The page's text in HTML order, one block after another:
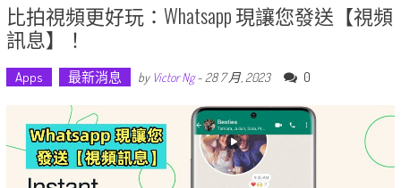
比拍視頻更好玩：Whatsapp 現讓您發送【視頻
訊息】！
Apps 最新消息 by Victor Ng- 28 7 月, 2023 0